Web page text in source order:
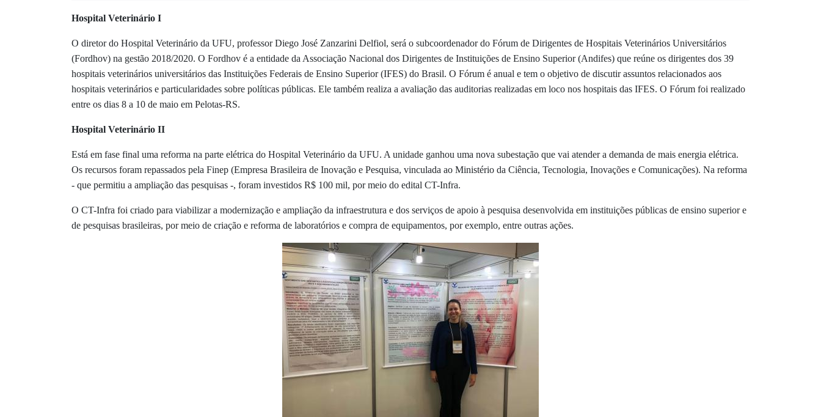
Hospital Veterinário I
O diretor do Hospital Veterinário da UFU, professor Diego José Zanzarini Delfiol, será o subcoordenador do Fórum de Dirigentes de Hospitais Veterinários Universitários
(Fordhov) na gestão 2018/2020. O Fordhov é a entidade da Associação Nacional dos Dirigentes de Instituições de Ensino Superior (Andifes) que reúne os dirigentes dos 39
hospitais veterinários universitários das Instituições Federais de Ensino Superior (IFES) do Brasil. O Fórum é anual e tem o objetivo de discutir assuntos relacionados aos
hospitais veterinários e particularidades sobre políticas públicas. Ele também realiza a avaliação das auditorias realizadas em loco nos hospitais das IFES. O Fórum foi realizado
entre os dias 8 a 10 de maio em Pelotas-RS.
Hospital Veterinário II
Está em fase final uma reforma na parte elétrica do Hospital Veterinário da UFU. A unidade ganhou uma nova subestação que vai atender a demanda de mais energia elétrica.
Os recursos foram repassados pela Finep (Empresa Brasileira de Inovação e Pesquisa, vinculada ao Ministério da Ciência, Tecnologia, Inovações e Comunicações). Na reforma
- que permitiu a ampliação das pesquisas -, foram investidos R$ 100 mil, por meio do edital CT-Infra.
O CT-Infra foi criado para viabilizar a modernização e ampliação da infraestrutura e dos serviços de apoio à pesquisa desenvolvida em instituições públicas de ensino superior e
de pesquisas brasileiras, por meio de criação e reforma de laboratórios e compra de equipamentos, por exemplo, entre outras ações.